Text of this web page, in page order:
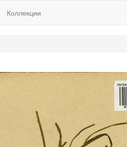
Коллекции